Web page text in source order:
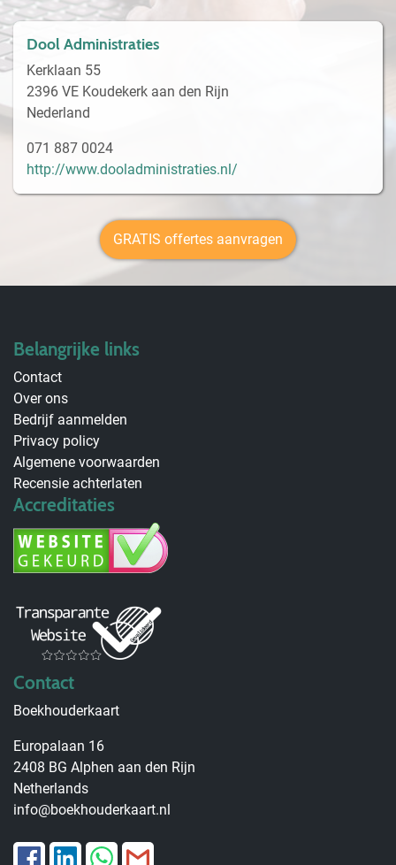
Dool Administraties
Kerklaan 55
2396 VE Koudekerk aan den Rijn
Nederland
071 887 0024
http://www.dooladministraties.nl/
GRATIS offertes aanvragen
Belangrijke links
Contact
Over ons
Bedrijf aanmelden
Privacy policy
Algemene voorwaarden
Recensie achterlaten
Accreditaties
Contact
Boekhouderkaart
Europalaan 16
2408 BG Alphen aan den Rijn
Netherlands
info@boekhouderkaart.nl